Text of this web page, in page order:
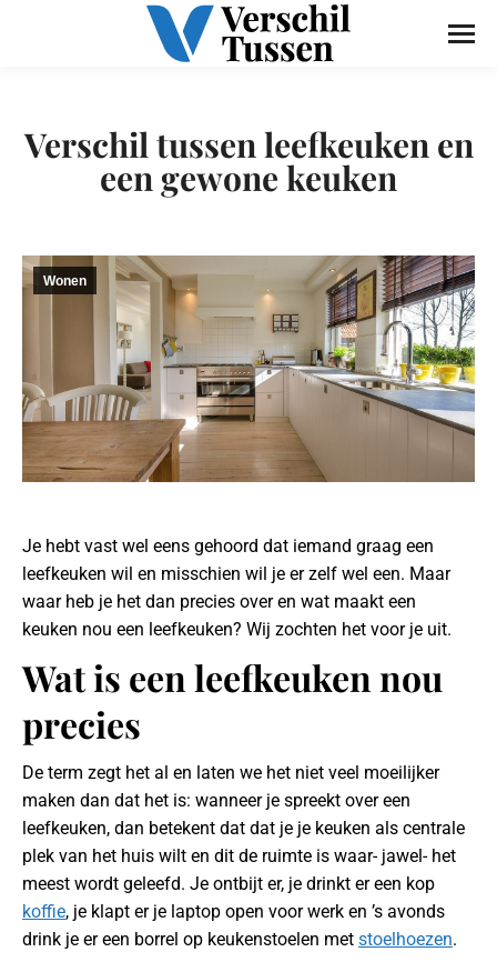
Verschil tussen leefkeuken en
een gewone keuken
Wonen
Je hebt vast wel eens gehoord dat iemand graag een
leefkeuken wil en misschien wil je er zelf wel een. Maar
waar heb je het dan precies over en wat maakt een
keuken nou een leefkeuken? Wij zochten het voor je uit.
Wat is een leefkeuken nou
precies
De term zegt het al en laten we het niet veel moeilijker
maken dan dat het is: wanneer je spreekt over een
leefkeuken, dan betekent dat dat je je keuken als centrale
plek van het huis wilt en dit de ruimte is waar- jawel- het
meest wordt geleefd. Je ontbijt er, je drinkt er een kop
koffie, je klapt er je laptop open voor werk en ’s avonds
drink je er een borrel op keukenstoelen met stoelhoezen.